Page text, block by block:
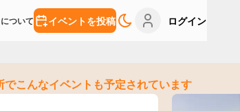
ついて イベントを投稿 ログイン
でこんなイベントも予定されています